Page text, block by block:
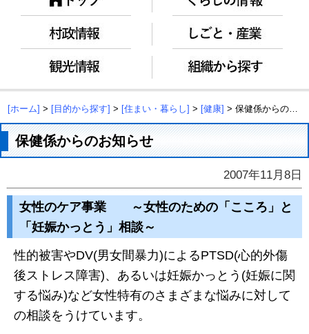
[ホーム] > [目的から探す] > [住まい・暮らし] > [健康] > 保健係からのお知らせ
保健係からのお知らせ
2007年11月8日
女性のケア事業 ～女性のための「こころ」と
「妊娠かっとう」相談～
性的被害やDV(男女間暴力)によるPTSD(心的外傷
後ストレス障害)、あるいは妊娠かっとう(妊娠に関
する悩み)など女性特有のさまざまな悩みに対して
の相談をうけています。